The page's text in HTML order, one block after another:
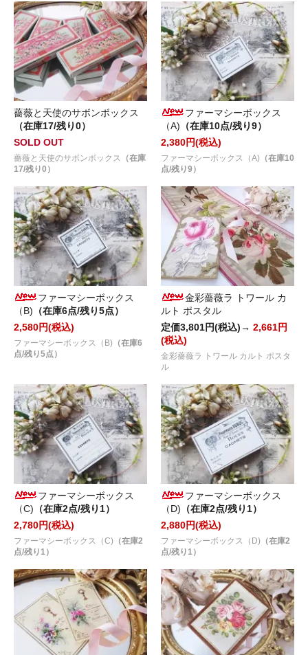
薔薇と天使のサボンボックス
（在庫17/残り0）
SOLD OUT
薔薇と天使のサボンボックス （在庫
17/残り0）
ファーマシーボックス
（A) （在庫10点/残り9）
2,380円(税込)
ファーマシーボックス（A) （在庫10
点/残り9）
ファーマシーボックス
（B) （在庫6点/残り5点）
2,580円(税込)
ファーマシーボックス（B) （在庫6
点/残り5点）
金彩薔薇ラ トワール カ
ルト ポスタル
定価3,801円(税込)→ 2,661円
(税込)
金彩薔薇ラ トワール カルト ポスタ
ル
ファーマシーボックス
（C) （在庫2点/残り1）
2,780円(税込)
ファーマシーボックス（C) （在庫2
点/残り1）
ファーマシーボックス
（D) （在庫2点/残り1）
2,880円(税込)
ファーマシーボックス（D) （在庫2
点/残り1）